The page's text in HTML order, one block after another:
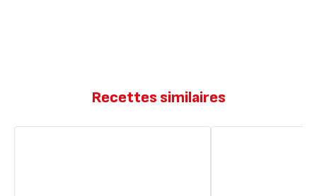
Recettes similaires